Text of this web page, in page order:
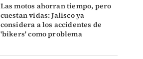
Las motos ahorran tiempo, pero
cuestan vidas: Jalisco ya
considera a los accidentes de
'bikers' como problema